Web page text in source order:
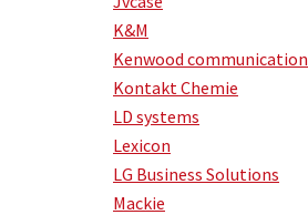
K&M
Kenwood
Kontakt Chemie
LD systems
Lexicon
LG Business Solutions
Mackie